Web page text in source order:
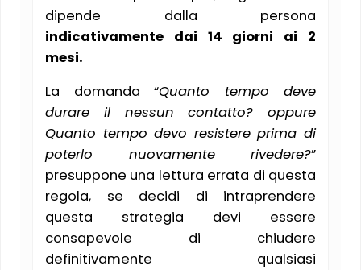
dipende dalla persona
indicativamente dai 14 giorni ai 2
mesi.
La domanda “Quanto tempo deve
durare il nessun contatto? oppure
Quanto tempo devo resistere prima di
poterlo nuovamente rivedere?”
presuppone una lettura errata di questa
regola, se decidi di intraprendere
questa strategia devi essere
consapevole di chiudere
definitivamente qualsiasi